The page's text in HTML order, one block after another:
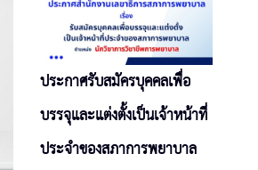
ประกาศรับสมัครบุคคลเพื่อ
บรรจุและแต่งตั้งเป็นเจ้าหน้าที่
ประจำของสภาการพยาบาล